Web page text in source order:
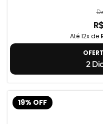
Até 12x de
2
19% OFF